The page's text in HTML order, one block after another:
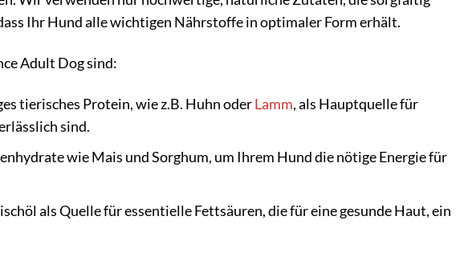
Ihr Hund alle wichtigen Nährstoffe in optimaler Form erhält.
Adult Dog sind:
tierisches Protein, wie z.B. Huhn oderLamm, als Hauptquelle für
sind.
wie Mais und Sorghum, um Ihrem Hund die nötige Energie für
als Quelle für essentielle Fettsäuren, die für eine gesunde Haut, ein